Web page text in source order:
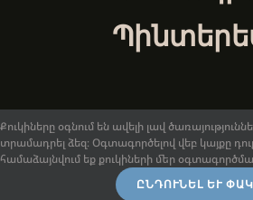
© 2017-2026.ArmenianArt.am։ Բոլոր
պաշտպանված են: Ընդհանուր
Կայքի պատրաստումը՝Abstract
Քուկիները օգնում են ավելի լավ
տրամադրել ձեզ։ Օգտագործելով վեբ կայքը
համաձայնվում եք քուկիների մեր
ԸՆԴՈՒՆԵԼ ԵՒ